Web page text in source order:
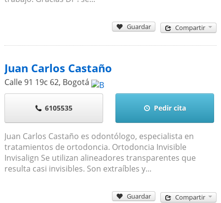
Guardar Compartir
Juan Carlos Castaño
Calle 91 19c 62, Bogotá
6105535 Pedir cita
Juan Carlos Castaño es odontólogo, especialista en
tratamientos de ortodoncia. Ortodoncia Invisible
Invisalign Se utilizan alineadores transparentes que
resulta casi invisibles. Son extraíbles y...
Guardar Compartir